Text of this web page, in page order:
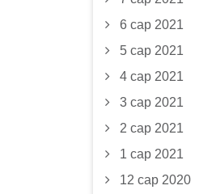
6 сар 2021
5 сар 2021
4 сар 2021
3 сар 2021
2 сар 2021
1 сар 2021
12 сар 2020